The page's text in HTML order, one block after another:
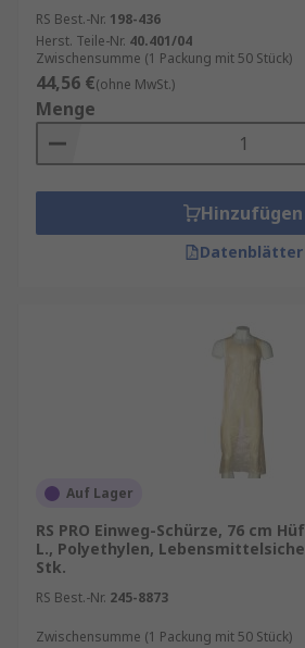
RS Best.-Nr. 198-436
Herst. Teile-Nr. 40.401/04
Zwischensumme (1 Packung mit 50 Stück)
44,56 €(ohne MwSt.)
Menge
Hinzufügen
Datenblätter
Auf Lager
RS PRO Einweg-Schürze, 76 cm
L., Polyethylen,
Stk.
RS Best.-Nr. 245-8873
Zwischensumme (1 Packung mit 50 Stück)